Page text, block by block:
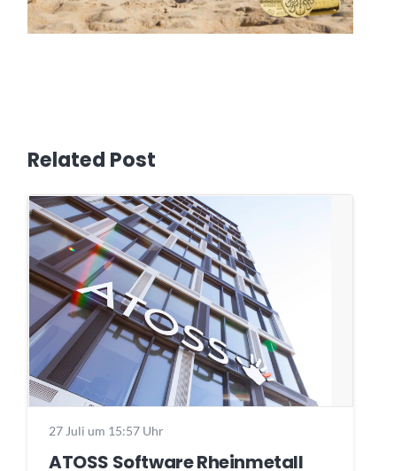
Related Post
27 Juli um 15:57 Uhr
ATOSS Software Rheinmetall